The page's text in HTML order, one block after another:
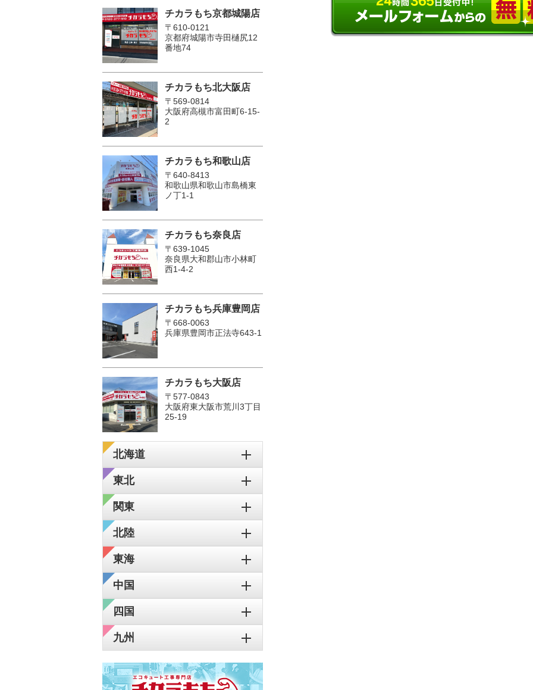
チカラもち京都城陽店
〒610-0121
京都府城陽市寺田樋尻12
番地74
チカラもち北大阪店
〒569-0814
大阪府高槻市富田町6-15-
2
チカラもち和歌山店
〒640-8413
和歌山県和歌山市島橋東
ノ丁1-1
チカラもち奈良店
〒639-1045
奈良県大和郡山市小林町
西1-4-2
チカラもち兵庫豊岡店
〒668-0063
兵庫県豊岡市正法寺643-1
チカラもち大阪店
〒577-0843
大阪府東大阪市荒川3丁目
25-19
北海道
東北
関東
北陸
東海
中国
四国
九州